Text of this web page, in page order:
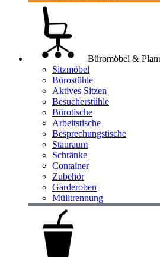
Büromöbel &
Sitzmöbel
Bürostühle
Aktives Sitzen
Besucherstühle
Bürotische
Arbeitstische
Besprechungstische
Stauraum
Schränke
Container
Zubehör
Garderoben
Mülltrennung